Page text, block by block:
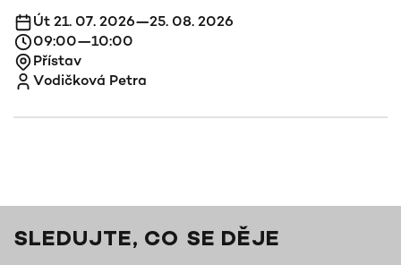
Út 21. 07. 2026—25. 08. 2026
09:00—10:00
Přístav
Vodičková Petra
SLEDUJTE, CO SE DĚJE